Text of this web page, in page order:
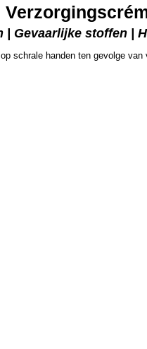
| Gevaarlijke stoffen |
schrale handen ten gevolge